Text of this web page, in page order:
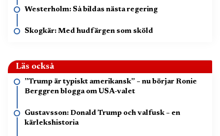
Westerholm: Så bildas nästa regering
Skogkär: Med hudfärgen som sköld
Läs också
”Trump är typiskt amerikansk” – nu börjar Ronie
Berggren blogga om USA-valet
Gustavsson: Donald Trump och valfusk – en
kärlekshistoria